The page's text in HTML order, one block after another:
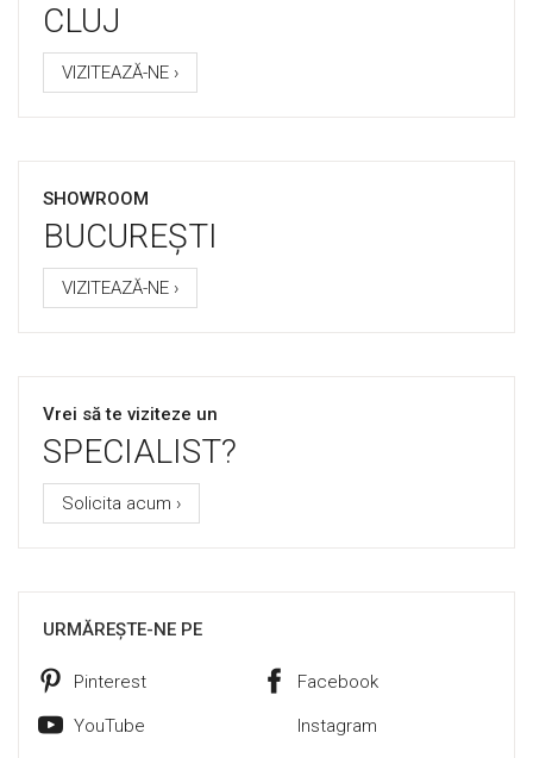
CLUJ
VIZITEAZĂ-NE ›
SHOWROOM
BUCUREȘTI
VIZITEAZĂ-NE ›
Vrei să te viziteze un
SPECIALIST?
Solicita acum ›
URMĂREȘTE-NE PE
Pinterest Facebook
YouTube Instagram